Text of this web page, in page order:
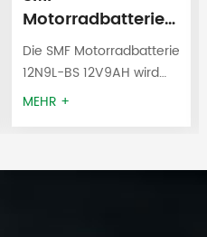
Motorradbatterie
12N9L-BS 12V9AH
Die SMF Motorradbatterie
12N9L-BS 12V9AH wird
häufig in Motorrädern,
MEHR +